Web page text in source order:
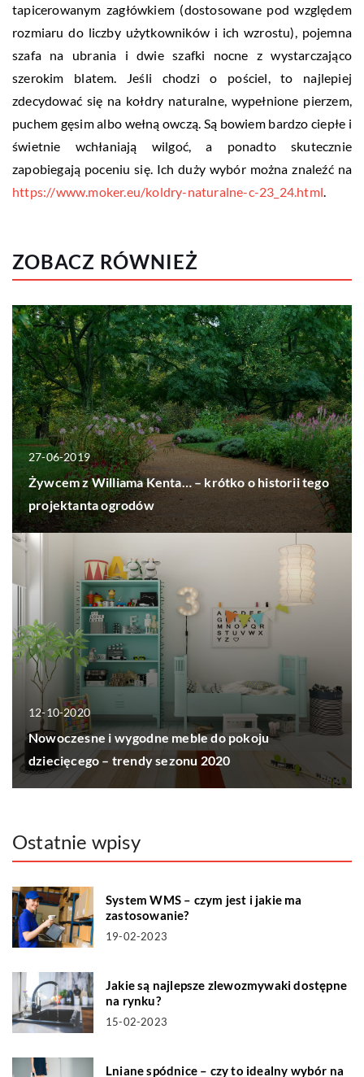
tapicerowanym zagłówkiem (dostosowane pod względem
rozmiaru do liczby użytkowników i ich wzrostu), pojemna
szafa na ubrania i dwie szafki nocne z wystarczająco
szerokim blatem. Jeśli chodzi o pościel, to najlepiej
zdecydować się na kołdry naturalne, wypełnione pierzem,
puchem gęsim albo wełną owczą. Są bowiem bardzo ciepłe i
świetnie wchłaniają wilgoć, a ponadto skutecznie
zapobiegają poceniu się. Ich duży wybór można znaleźć na
https://www.moker.eu/koldry-naturalne-c-23_24.html
ZOBACZ RÓWNIEŻ
27-06-2019
Żywcem z Williama Kenta… – krótko o historii tego
projektanta ogrodów
12-10-2020
Nowoczesne i wygodne meble do pokoju
dziecięcego – trendy sezonu 2020
Ostatnie wpisy
System WMS – czym jest i jakie ma
zastosowanie?
19-02-2023
Jakie są najlepsze zlewozmywaki dostępne
na rynku?
15-02-2023
Lniane spódnice – czy to idealny wybór na